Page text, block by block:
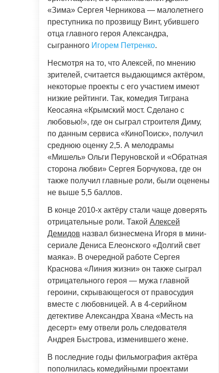
«Зима» Сергея Черникова — малолетнего
преступника по прозвищу Винт, убившего
отца главного героя Александра,
сыгранного Игорем Петренко.
Несмотря на то, что Алексей, по мнению
зрителей, считается выдающимся актёром,
некоторые проекты с его участием имеют
низкие рейтинги. Так, комедия Тиграна
Кеосаяна «Крымский мост. Сделано с
любовью!», где он сыграл строителя Диму,
по данным сервиса «КиноПоиск», получил
среднюю оценку 2,5. А мелодрамы
«Мишель» Ольги Перуновской и «Обратная
сторона любви» Сергея Борчукова, где он
также получил главные роли, были оценены
не выше 5,5 баллов.
В конце 2010-х актёру стали чаще доверять
отрицательные роли. Такой Алексей
Демидов назвал бизнесмена Игоря в мини-
сериале Дениса Елеонского «Долгий свет
маяка». В очередной работе Сергея
Краснова «Линия жизни» он также сыграл
отрицательного героя — мужа главной
героини, скрывающегося от правосудия
вместе с любовницей. А в 4-серийном
детективе Александра Хвана «Месть на
десерт» ему отвели роль следователя
Андрея Быстрова, изменившего жене.
В последние годы фильмография актёра
пополнилась комедийными проектами